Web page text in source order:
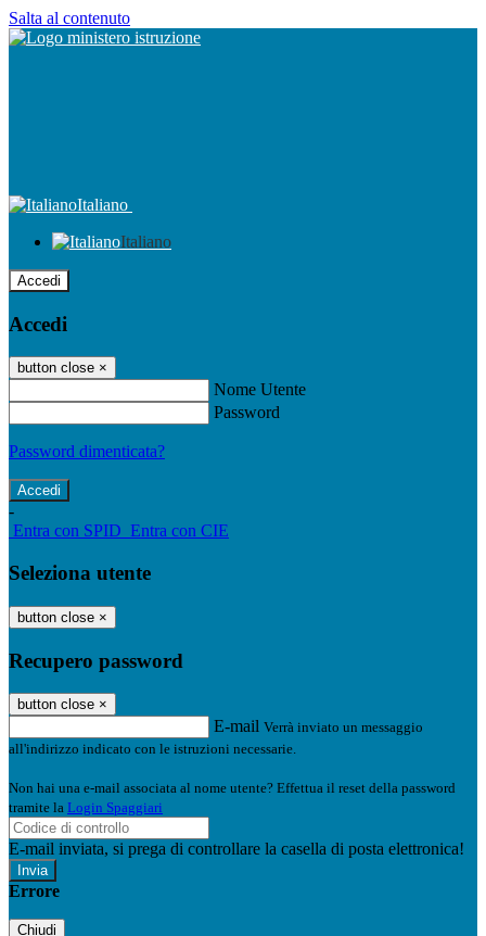
Salta al contenuto
Italiano
Italiano
Accedi
Accedi
button close ×
Nome Utente
Password
Password dimenticata?
-
Entra con SPID Entra con CIE
Seleziona utente
button close ×
Recupero password
button close ×
E-mail Verrà inviato un messaggio
all'indirizzo indicato con le istruzioni necessarie.
Non hai una e-mail associata al nome utente? Effettua il reset della password
tramite la Login Spaggiari
E-mail inviata, si prega di controllare la casella di posta elettronica!
Errore
Chiudi